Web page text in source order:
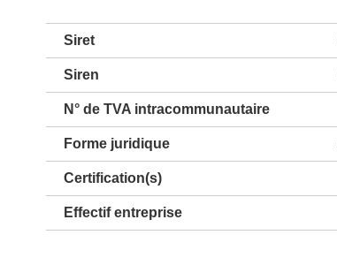
Siret
Siren
N° de TVA intracommunautaire
Forme juridique
Certification(s)
Effectif entreprise